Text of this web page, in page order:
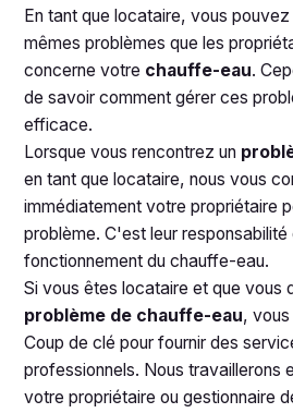
En tant que locataire, vous
mêmes problèmes que les
concerne votre chauffe-eau.
de savoir comment gérer ces
efficace.
Lorsque vous rencontrez un
en tant que locataire, nous vous
immédiatement votre propriétaire
problème. C'est leur responsabilité
fonctionnement du chauffe-eau.
Si vous êtes locataire et que vous
problème de chauffe-eau,
Coup de clé pour fournir des
professionnels. Nous travaillerons
votre propriétaire ou gestionnaire